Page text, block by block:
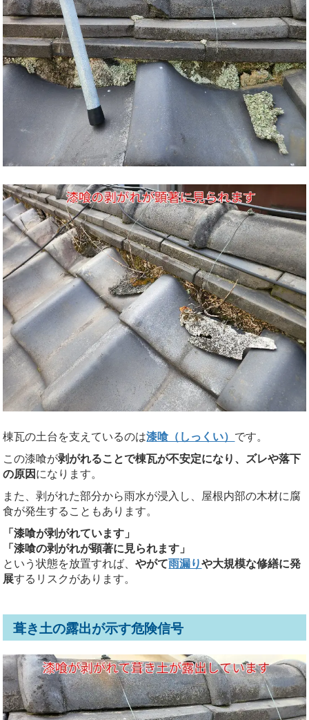
棟瓦の土台を支えているのは漆喰（しっくい） です。
この漆喰が剥がれることで棟瓦が不安定になり、ズレや落下
の原因 になります。
また、剥がれた部分から雨水が浸入し、屋根内部の木材に腐
食が発生することもあります。
「漆喰が剥がれています」
「漆喰の剥がれが顕著に見られます」
という状態を放置すれば、やがて雨漏りや大規模な修繕に発
展するリスクがあります。
葺き土の露出が示す危険信号